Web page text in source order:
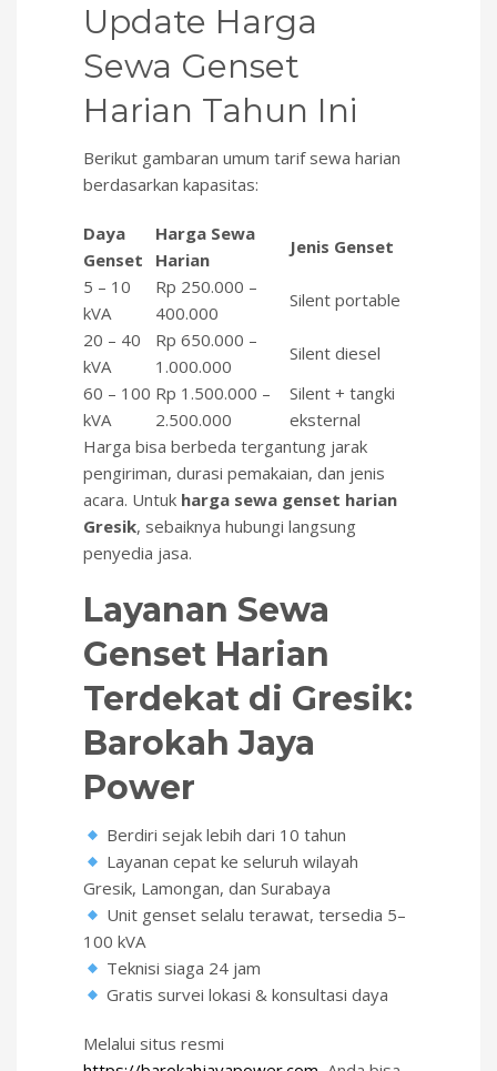
Update Harga
Sewa Genset
Harian Tahun Ini
Berikut gambaran umum tarif sewa harian
berdasarkan kapasitas:
Daya
Genset
Harga Sewa
Harian
Jenis Genset
5 – 10
kVA
Rp 250.000 –
400.000
Silent portable
20 – 40
kVA
Rp 650.000 –
1.000.000
Silent diesel
60 – 100
kVA
Rp 1.500.000 –
2.500.000
Silent + tangki
eksternal
Harga bisa berbeda tergantung jarak
pengiriman, durasi pemakaian, dan jenis
acara. Untuk harga sewa genset harian
Gresik, sebaiknya hubungi langsung
penyedia jasa.
Layanan Sewa
Genset Harian
Terdekat di Gresik:
Barokah Jaya
Power
Berdiri sejak lebih dari 10 tahun
Layanan cepat ke seluruh wilayah
Gresik, Lamongan, dan Surabaya
Unit genset selalu terawat, tersedia 5–
100 kVA
Teknisi siaga 24 jam
Gratis survei lokasi & konsultasi daya
Melalui situs resmi